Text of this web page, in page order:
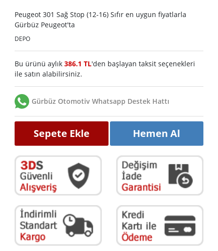
Peugeot 301 Sağ Stop (12-16) Sıfır en uygun fiyatlarla
Gürbüz Peugeot'ta
DEPO
Bu ürünü aylık 386.1 TL'den başlayan taksit seçenekleri
ile satın alabilirsiniz.
Gürbüz Otomotiv Whatsapp Destek Hattı
Sepete Ekle Hemen Al